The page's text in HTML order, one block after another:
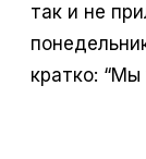
так и не
кратко: